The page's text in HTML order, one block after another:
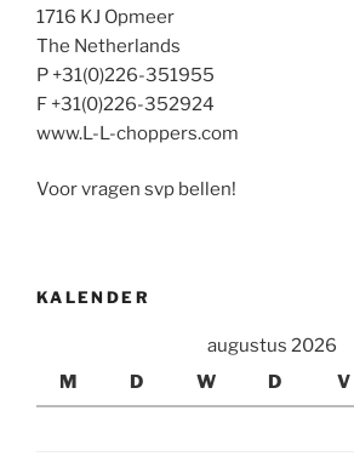
1716 KJ Opmeer
The Netherlands
P +31(0)226-351955
F +31(0)226-352924
www.L-L-choppers.com
Voor vragen svp bellen!
KALENDER
augustus 2026
M
D W D V